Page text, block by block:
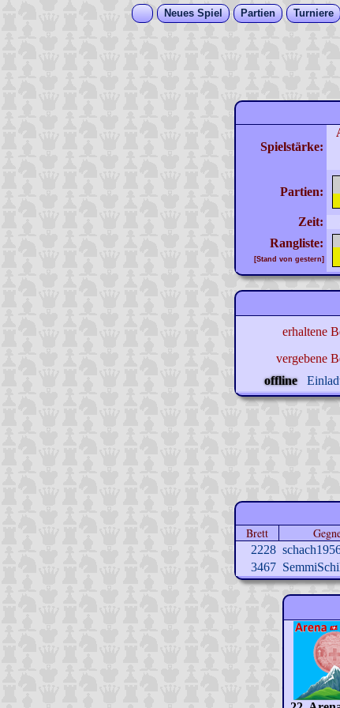
Neues Spiel Partien Turniere
Spielstärke:
Partien:
Zeit:
Rangliste:
[Stand von gestern]
erhaltene
vergebene
offline
Brett
2228
3467